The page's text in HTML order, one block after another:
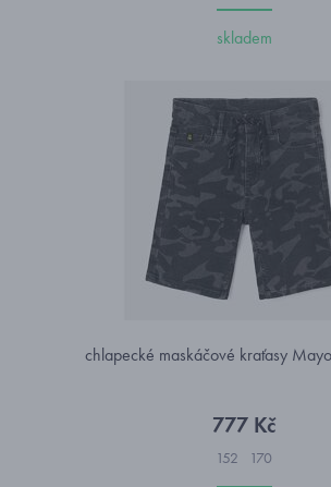
skladem
chlapecké maskáčové kraťasy
777 Kč
152 170